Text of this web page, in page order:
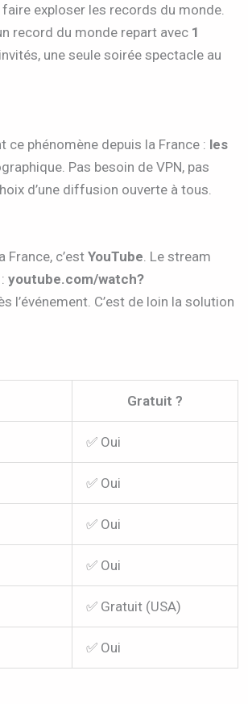
exploser les records du monde.
record du monde repart avec 1
une seule soirée spectacle au
phénomène depuis la France : les
Pas besoin de VPN, pas
d’une diffusion ouverte à tous.
c’est YouTube. Le stream
youtube.com/watch?
l’événement. C’est de loin la solution
Gratuit ?
✅ Oui
✅ Oui
✅ Oui
✅ Oui
✅ Gratuit (USA)
✅ Oui